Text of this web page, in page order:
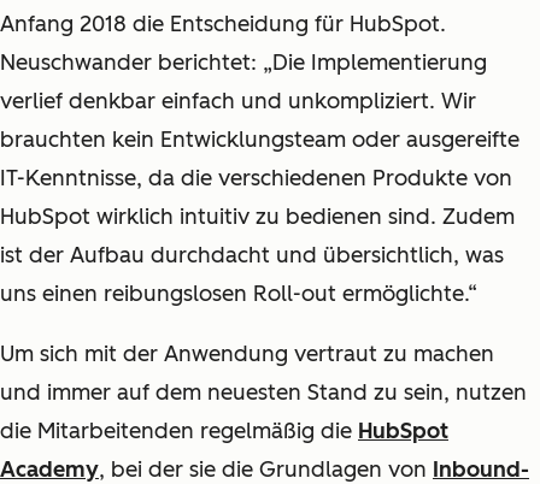
Anfang 2018 die Entscheidung für HubSpot.
Neuschwander berichtet: „Die Implementierung
verlief denkbar einfach und unkompliziert. Wir
brauchten kein Entwicklungsteam oder ausgereifte
IT-Kenntnisse, da die verschiedenen Produkte von
HubSpot wirklich intuitiv zu bedienen sind. Zudem
ist der Aufbau durchdacht und übersichtlich, was
uns einen reibungslosen Roll-out ermöglichte.“
Um sich mit der Anwendung vertraut zu machen
und immer auf dem neuesten Stand zu sein, nutzen
die Mitarbeitenden regelmäßig die HubSpot
Academy, bei der sie die Grundlagen von Inbound-